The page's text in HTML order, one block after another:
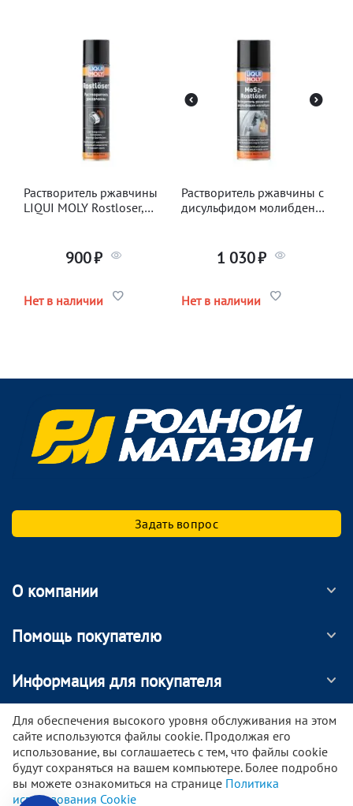
Растворитель ржавчины
LIQUI MOLY Rostloser,
900₽
Нет в наличии
Растворитель ржавчины с
дисульфидом молибдена
1 030₽
Нет в наличии
Задать вопрос
О компании
Помощь покупателю
Информация для покупателя
МОБИЛЬНОЕ ПРИЛОЖЕНИЕ
© 2024 - 2026 ООО Антон. Информация на сайте не является публичной офертой. Указанные
цены действуют только при оформлении заказа через интернет-магазин.
Для обеспечения высокого уровня обслуживания на этом
сайте используются файлы cookie. Продолжая его
использование, вы соглашаетесь с тем, что файлы cookie
будут сохраняться на вашем компьютере. Более подробно
вы можете ознакомиться на странице Политика
использования Cookie